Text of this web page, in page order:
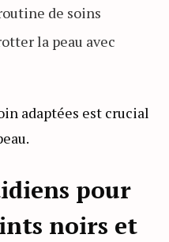
de soins
la peau avec
adaptées est crucial
pour
noirs et